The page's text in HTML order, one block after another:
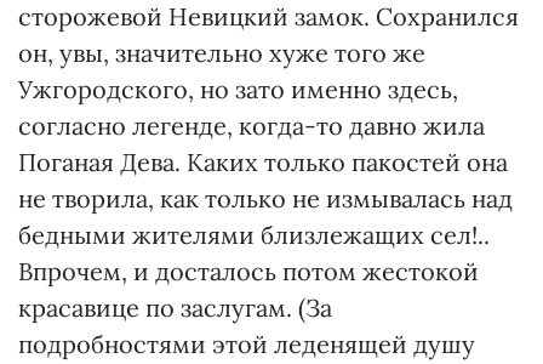
сторожевой Невицкий замок. Сохранился
он, увы, значительно хуже того же
Ужгородского, но зато именно здесь,
согласно легенде, когда-то давно жила
Поганая Дева. Каких только пакостей она
не творила, как только не измывалась над
бедными жителями близлежащих сел!..
Впрочем, и досталось потом жестокой
красавице по заслугам. (За
подробностями этой леденящей душу